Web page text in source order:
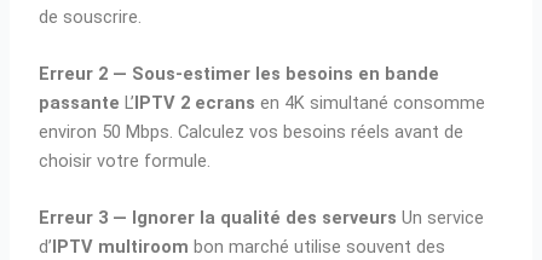
de souscrire.
Erreur 2 — Sous-estimer les besoins en bande
passante L’IPTV 2 ecrans en 4K simultané consomme
environ 50 Mbps. Calculez vos besoins réels avant de
choisir votre formule.
Erreur 3 — Ignorer la qualité des serveurs Un service
d’IPTV multiroom bon marché utilise souvent des